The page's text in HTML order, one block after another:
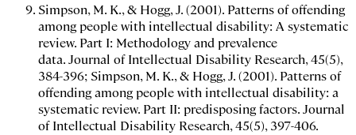
Simpson, M. K., & Hogg, J. (2001). Patterns of offending
among people with intellectual disability: A systematic
review. Part I: Methodology and prevalence
data.Journal of Intellectual Disability Research,45(5),
384-396; Simpson, M. K., & Hogg, J. (2001). Patterns of
offending among people with intellectual disability: a
systematic review. Part II: predisposing factors.Journal
of Intellectual Disability Research,45(5), 397-406.